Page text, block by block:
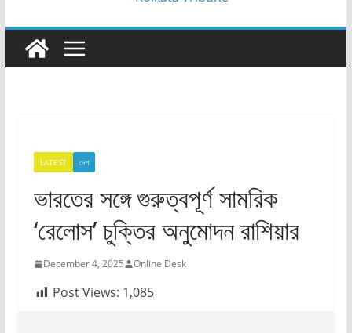
LATEST দেশ
ভারতের সঙ্গে গুরুত্বপূর্ণ সামরিক
‘রেলোস’ চুক্তির অনুমোদন রাশিয়ার
December 4, 2025 Online Desk
Post Views: 1,085